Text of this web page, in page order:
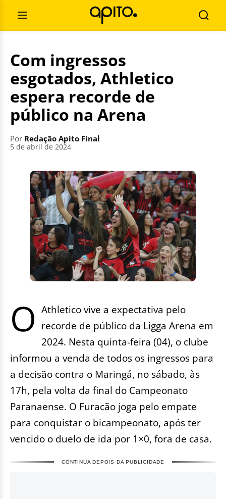
conteúdo
Abrir
Menu
por:
Com ingressos
esgotados, Athletico
espera recorde de
público na Arena
Por Redação Apito Final
5 de abril de 2024
O Athletico vive a expectativa pelo
recorde de público da Ligga Arena em
2024. Nesta quinta-feira (04), o clube
informou a venda de todos os ingressos para
a decisão contra o Maringá, no sábado, às
17h, pela volta da final do Campeonato
Paranaense. O Furacão joga pelo empate
para conquistar o bicampeonato, após ter
vencido o duelo de ida por 1×0, fora de casa.
CONTINUA DEPOIS DA PUBLICIDADE